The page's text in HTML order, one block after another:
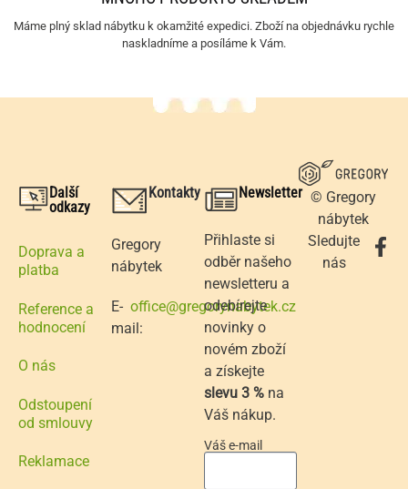
Máme plný sklad nábytku k okamžité expedici. Zboží na objednávku rychle
naskladníme a posíláme k Vám.
© Gregory
nábytek
Sledujte
nás
Další
odkazy
Doprava a
platba
Reference a
hodnocení
O nás
Odstoupení
od smlouvy
Reklamace
Kontakty
Gregory
nábytek
E-
mail:
office@gregorynabytek.cz
Newsletter
Přihlaste si
odběr našeho
newsletteru a
odebírejte
novinky o
novém zboží
a získejte
slevu 3 % na
Váš nákup.
Váš e-mail